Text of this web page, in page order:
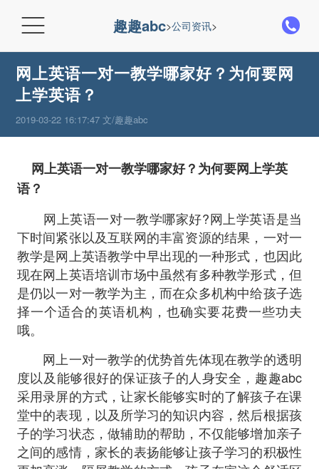
 趣趣abc>公司资讯>
网上英语一对一教学哪家好？为何要网
上学英语？
2019-03-22 16:17:47 文/趣趣abc
网上英语一对一教学哪家好？为何要网上学英
语？
网上英语一对一教学哪家好?网上学英语是当
下时间紧张以及互联网的丰富资源的结果，一对一
教学是网上英语教学中早出现的一种形式，也因此
现在网上英语培训市场中虽然有多种教学形式，但
是仍以一对一教学为主，而在众多机构中给孩子选
择一个适合的英语机构，也确实要花费一些功夫
哦。
网上一对一教学的优势首先体现在教学的透明
度以及能够很好的保证孩子的人身安全，趣趣abc
采用录屏的方式，让家长能够实时的了解孩子在课
堂中的表现，以及所学习的知识内容，然后根据孩
子的学习状态，做辅助的帮助，不仅能够增加亲子
之间的感情，家长的表扬能够让孩子学习的积极性